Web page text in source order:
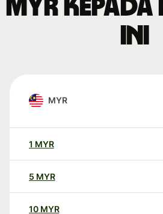
MYR kepada
ini
MYR
1 MYR
5 MYR
10 MYR